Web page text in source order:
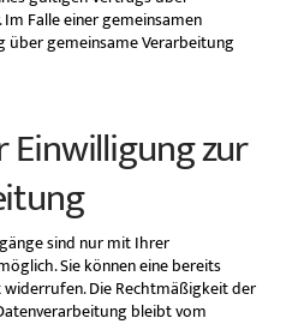
Falle einer gemeinsamen
über gemeinsame Verarbeitung
zur
sind nur mit Ihrer
Sie können eine bereits
Die Rechtmäßigkeit der
bleibt vom